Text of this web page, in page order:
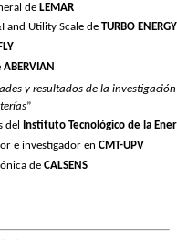
de LEMAR
and Utility Scale deTURBO ENERGY
ABERVIAN
y resultados de la
”
del
Instituto Tecnológico de la
e investigador enCMT-UPV
deCALSENS